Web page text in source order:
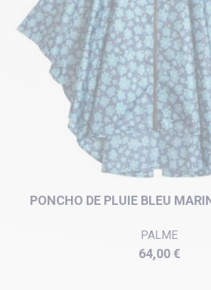
PONCHO DE PLUIE BLEU
PALME
Prix
64,00 €